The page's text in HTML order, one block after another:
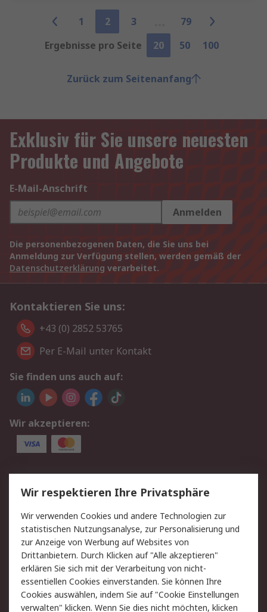
1 2 3
79
Ergebnisse pro Seite
20 50 100
Zurück zum Seitenanfang
Exklusiv für Sie unsere neuesten
Produkte und Angebote
E-Mail-Anschrift
Anmelden
Die personenbezogenen Daten, die Sie uns bei
Anmeldung zur Verfügung stellen, werden gemäß der
Datenschutzerklärung verarbeitet.
Kontaktieren Sie uns:
+43 (0) 2852 53765
Per E-Mail unter Kontakt
Sie finden uns auch auf:
Wir akzeptieren:
Service
Value Added Services
Lieferlösungen
Rücksendung/Entsorgung Kontakt
Hilfe
Rechtliches
RS Verkaufs- und
Lieferbedingungen
Datenschutz
Wir respektieren Ihre Privatsphäre
Wir verwenden Cookies und andere Technologien zur
statistischen Nutzungsanalyse, zur Personalisierung und
zur Anzeige von Werbung auf Websites von
Drittanbietern. Durch Klicken auf "Alle akzeptieren"
erklären Sie sich mit der Verarbeitung von nicht-
essentiellen Cookies einverstanden. Sie können Ihre
Cookies auswählen, indem Sie auf "Cookie Einstellungen
verwalten" klicken. Wenn Sie dies nicht möchten, klicken